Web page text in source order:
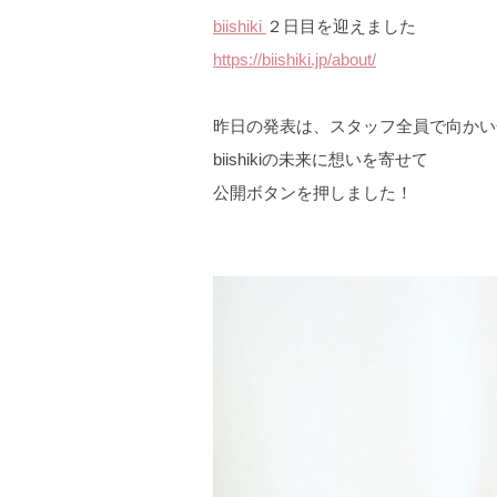
biishiki ２日目を迎えました
https://biishiki.jp/about/
昨日の発表は、スタッフ全員で向か
biishikiの未来に想いを寄せて
公開ボタンを押しました！